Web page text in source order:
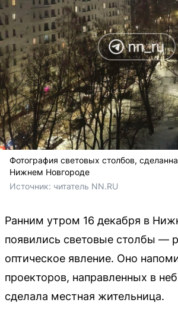
Фотография световых столбов,
Нижнем Новгороде
Источник: читатель NN.RU
Ранним утром 16 декабря в
появились световые столбы —
оптическое явление. Оно
проекторов, направленных в
сделала местная жительница.